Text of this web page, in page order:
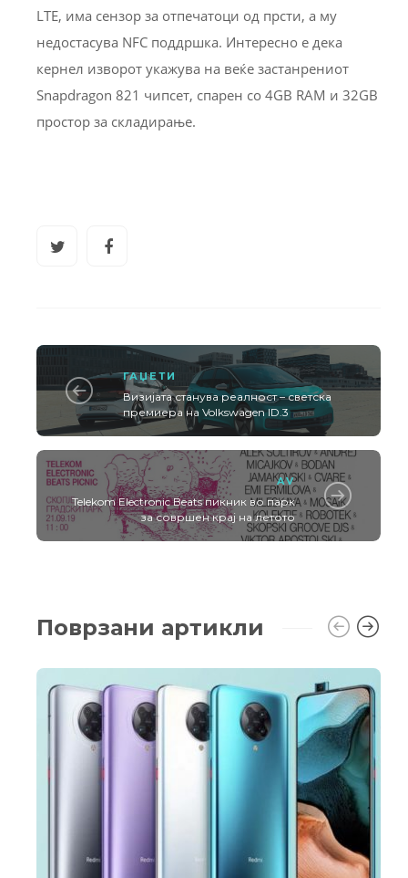
LTE, има сензор за отпечатоци од прсти, а му
недостасува NFC поддршка. Интересно е дека
кернел изворот укажува на веќе застанрениот
Snapdragon 821 чипсет, спарен со 4GB RAM и 32GB
простор за складирање.
ГАЏЕТИ
Визијата станува реалност – светска
премиера на Volkswagen ID.3
AV
Telekom Electronic Beats пикник во парк
за совршен крај на летото
Поврзани артикли